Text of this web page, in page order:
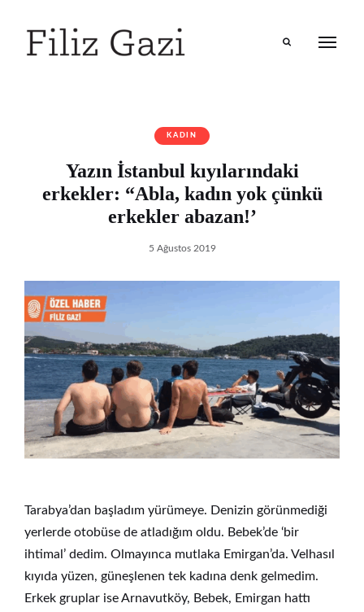
KADIN
Yazın İstanbul kıyılarındaki
erkekler: “Abla, kadın yok çünkü
erkekler abazan!’
5 Ağustos 2019
Tarabya’dan başladım yürümeye. Denizin görünmediği
yerlerde otobüse de atladığım oldu. Bebek’de ‘bir
ihtimal’ dedim. Olmayınca mutlaka Emirgan’da. Velhasıl
kıyıda yüzen, güneşlenen tek kadına denk gelmedim.
Erkek gruplar ise Arnavutköy, Bebek, Emirgan hattı